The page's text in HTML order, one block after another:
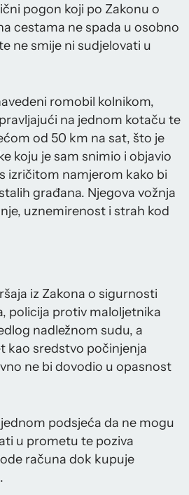
pogon koji po Zakonu o
cestama ne spada u osobno
ne smije ni sudjelovati u
romobil kolnikom,
na jednom kotaču te
od 50 km na sat, što je
koju je sam snimio i objavio
izričitom namjerom kako bi
građana. Njegova vožnja
uznemirenost i strah kod
iz Zakona o sigurnosti
policija protiv maloljetnika
nadležnom sudu, a
kao sredstvo počinjenja
ne bi dovodio u opasnost
podsjeća da ne mogu
u prometu te poziva
računa dok kupuje